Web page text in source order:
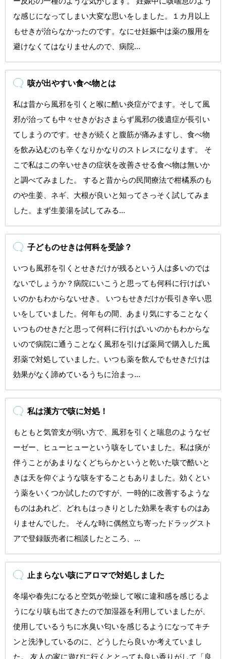
な感じになってしまい大変な思いをしました。１カ月以上
もせきが治らなかったのです。なにせ妊娠中は薬の服用を
避けなくてはなりませんので、病院...
咳が出やすい食べ物とは
私は昔から風邪を引くと喉に酷い炎症がでます。そして風
邪が治っても中々せきがおさまらず風邪の後遺症が長引い
てしまうのです。せきが続くと腹筋が痛みますし、食べ物
を飲み込むのも辛くなりかなりのストレスになります。 そ
こで私はこの辛いせきの症状を改善させる食べ物は無いか
と調べてみました。 すると昔からの民間療法で柑橘系のも
のや生姜、ネギ、大根が良いと知ってさっそく試してみま
した。まず生姜湯を試してみる...
子どものせきは何科を受診？
いつも風邪を引くとせきだけが残るという人は多いのでは
ないでしょうか？病院にいこうと思っても何科に行けばい
いのかもわからないせき。 いつもせきだけが長引き辛い思
いをしていました。何年もの間、あまり気にすることなく
いつものせきだと思って何科に行けばいいのかもわからな
いので病院に通うことなく風邪を引けば薬局で購入した風
邪薬で対処していました。いつも薬を飲んでもせきだけは
効果がなく諦めているうちに治まっ...
私は漢方で咳に対処！
もともと気管支が弱い方で、風邪を引くと喘息のようなゼ
ーゼー、ヒューヒューという咳をしていました。私は痰が
伴うことがあまりなくどちらかというと乾いた咳で酷いと
きは天を仰ぐような咳をすることもありました。効くとい
う薬をいくつか試したのですが、一時的に改善するような
ものはあれど、どれもはっきりとした効果を表すものはあ
りませんでした。 そんな時に偶然立ち寄ったドラッグスト
アで登録販売者に相談したところ、...
止まらない咳にアロマで対処しました
冬場や春先になると空気が乾燥して喉に違和感を感じるよ
うになり咳も出てきたので加湿器を利用していましたが、
使用しているうちに水臭い匂いを感じるようになってキチ
ンと洗浄しているのに、どうしたら良いか考えていまし
た。 友人の家に遊びに行くととっても良い香りがして「良